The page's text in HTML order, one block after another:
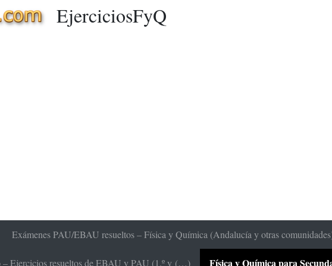
EjerciciosFyQ
Exámenes PAU/EBAU resueltos – Física y Química (Andalucía y otras
Ejercicios resueltos de EBAU y PAU (1.º y (…) Física y Química para